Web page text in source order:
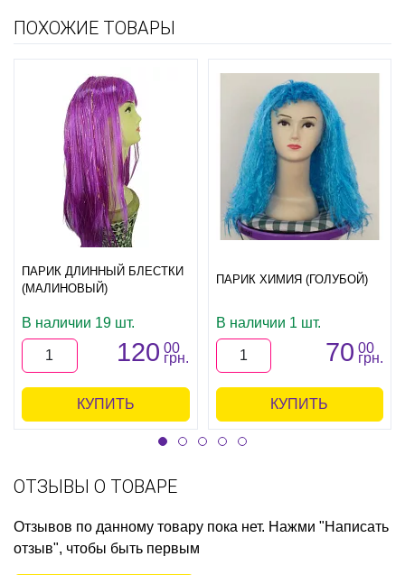
ПОХОЖИЕ ТОВАРЫ
ПАРИК ДЛИННЫЙ БЛЕСТКИ
(МАЛИНОВЫЙ)
В наличии 19 шт.
120 00
грн.
КУПИТЬ
ПАРИК ХИМИЯ (ГОЛУБОЙ)
В наличии 1 шт.
70 00
грн.
КУПИТЬ
ОТЗЫВЫ О ТОВАРЕ
Отзывов по данному товару пока нет. Нажми "Написать
отзыв", чтобы быть первым